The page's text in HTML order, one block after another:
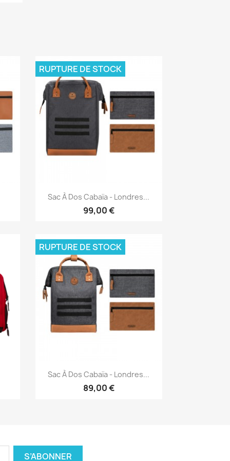
Aperçu rapide
Sac À Dos Cabaïa - Londres...
99,00 €
RUPTURE DE STOCK
Aperçu rapide
Sac À Dos Cabaïa - Londres...
89,00 €
RUPTURE DE STOCK